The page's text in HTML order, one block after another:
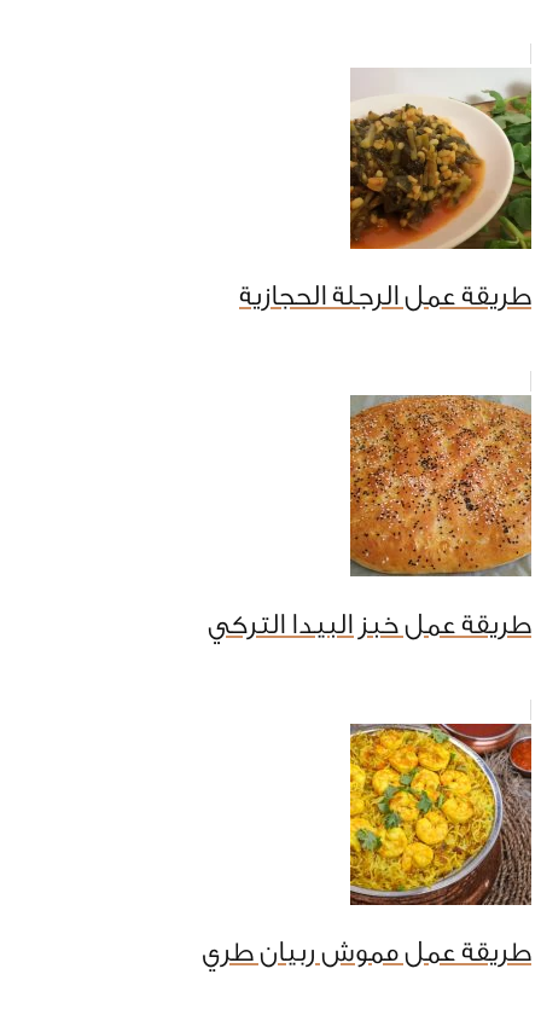
طريقة عمل الرجلة الحجازية
طريقة عمل خبز البيدا التركي
طريقة عمل مموش ربيان طري